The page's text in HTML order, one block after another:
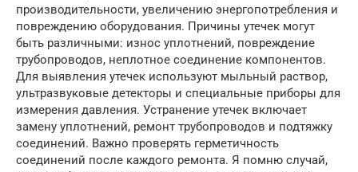
производительности, увеличению энергопотребления и
повреждению оборудования. Причины утечек могут
быть различными: износ уплотнений, повреждение
трубопроводов, неплотное соединение компонентов.
Для выявления утечек используют мыльный раствор,
ультразвуковые детекторы и специальные приборы для
измерения давления. Устранение утечек включает
замену уплотнений, ремонт трубопроводов и подтяжку
соединений. Важно проверять герметичность
соединений после каждого ремонта. Я помню случай,